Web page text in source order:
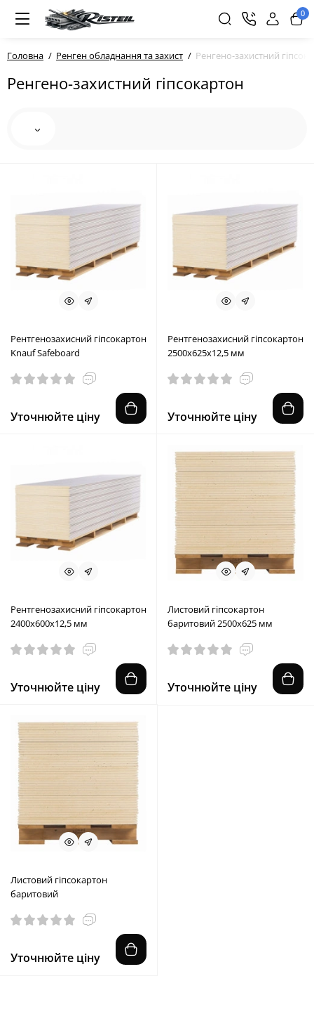
0
Головна Ренген обладнання та захист Ренгено-захистний
Ренгено-захистний гіпсокартон
Рентгенозахисний гіпсокартон
Knauf Safeboard
Уточнюйте ціну
Рентгенозахисний гіпсокартон
2500х625х12,5 мм
Уточнюйте ціну
Рентгенозахисний гіпсокартон
2400х600х12,5 мм
Уточнюйте ціну
Листовий гіпсокартон
баритовий 2500х625 мм
Уточнюйте ціну
Листовий гіпсокартон
баритовий
Уточнюйте ціну